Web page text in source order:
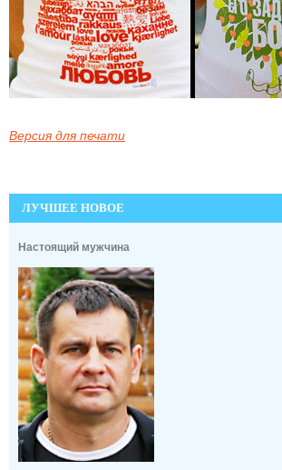
Версия для печати
ЛУЧШЕЕ НОВОЕ
Настоящий мужчина